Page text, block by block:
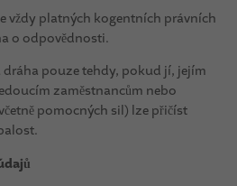
vždy platných kogentních právních
o odpovědnosti.
pouze tehdy, pokud jí, jejím
zaměstnancům nebo
pomocných sil) lze přičíst